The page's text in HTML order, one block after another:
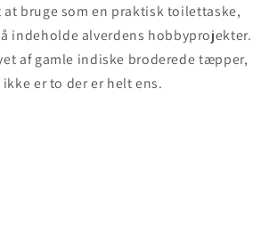
at bruge som en praktisk toilettaske,
indeholde alverdens hobbyprojekter.
af gamle indiske broderede tæpper,
er to der er helt ens.